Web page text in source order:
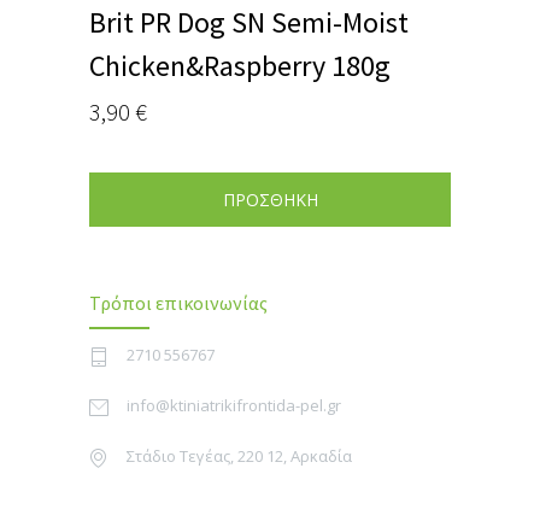
Brit PR Dog SN Semi-Moist
Chicken&Raspberry 180g
3,90 €
ΠΡΟΣΘΗΚΗ
Τρόποι επικοινωνίας
2710 556767
info@ktiniatrikifrontida-pel.gr
Στάδιο Τεγέας, 220 12, Αρκαδία